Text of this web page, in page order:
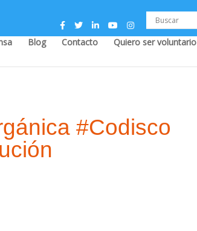
Blog Contacto Quiero ser voluntario
#Codisco